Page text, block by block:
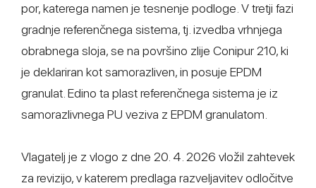
por, katerega namen je tesnenje podloge. V tretji fazi
gradnje referenčnega sistema, tj. izvedba vrhnjega
obrabnega sloja, se na površino zlije Conipur 210, ki
je deklariran kot samorazliven, in posuje EPDM
granulat. Edino ta plast referenčnega sistema je iz
samorazlivnega PU veziva z EPDM granulatom.
Vlagatelj je z vlogo z dne 20. 4. 2026 vložil zahtevek
za revizijo, v katerem predlaga razveljavitev odločitve